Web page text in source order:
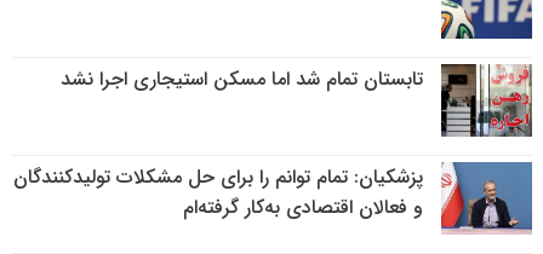
تابستان تمام شد اما مسکن استیجاری اجرا نشد
پزشکیان: تمام توانم را برای حل مشکلات تولیدکنندگان
و فعالان اقتصادی به‌کار گرفته‌ام